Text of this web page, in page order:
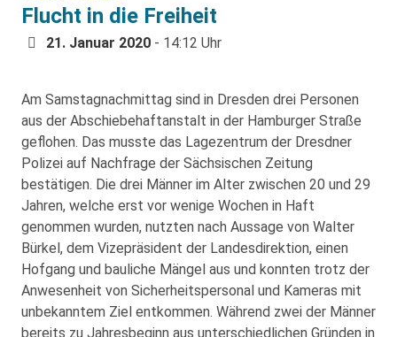
Flucht in die Freiheit
21. Januar 2020 - 14:12 Uhr
Am Samstagnachmittag sind in Dresden drei Personen
aus der Abschiebehaftanstalt in der Hamburger Straße
geflohen. Das musste das Lagezentrum der Dresdner
Polizei auf Nachfrage der Sächsischen Zeitung
bestätigen. Die drei Männer im Alter zwischen 20 und 29
Jahren, welche erst vor wenige Wochen in Haft
genommen wurden, nutzten nach Aussage von Walter
Bürkel, dem Vizepräsident der Landesdirektion, einen
Hofgang und bauliche Mängel aus und konnten trotz der
Anwesenheit von Sicherheitspersonal und Kameras mit
unbekanntem Ziel entkommen. Während zwei der Männer
bereits zu Jahresbeginn aus unterschiedlichen Gründen in